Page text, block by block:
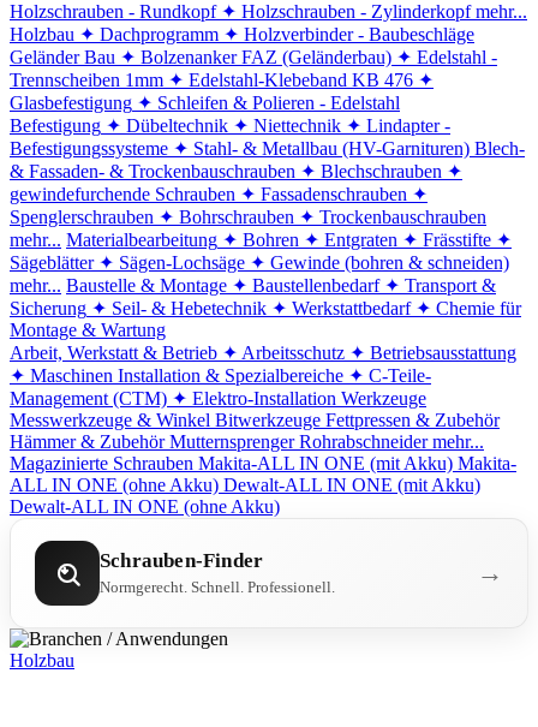
Holzschrauben - Rundkopf ✦ Holzschrauben - Zylinderkopf mehr...
Holzbau ✦ Dachprogramm ✦ Holzverbinder - Baubeschläge
Geländer Bau ✦ Bolzenanker FAZ (Geländerbau) ✦ Edelstahl -
Trennscheiben 1mm ✦ Edelstahl-Klebeband KB 476 ✦
Glasbefestigung ✦ Schleifen & Polieren - Edelstahl
Befestigung ✦ Dübeltechnik ✦ Niettechnik ✦ Lindapter -
Befestigungssysteme ✦ Stahl- & Metallbau (HV-Garnituren) Blech-
& Fassaden- & Trockenbauschrauben ✦ Blechschrauben ✦
gewindefurchende Schrauben ✦ Fassadenschrauben ✦
Spenglerschrauben ✦ Bohrschrauben ✦ Trockenbauschrauben
mehr... Materialbearbeitung ✦ Bohren ✦ Entgraten ✦ Frässtifte ✦
Sägeblätter ✦ Sägen-Lochsäge ✦ Gewinde (bohren & schneiden)
mehr... Baustelle & Montage ✦ Baustellenbedarf ✦ Transport &
Sicherung ✦ Seil- & Hebetechnik ✦ Werkstattbedarf ✦ Chemie für
Montage & Wartung
Arbeit, Werkstatt & Betrieb ✦ Arbeitsschutz ✦ Betriebsausstattung
✦ Maschinen Installation & Spezialbereiche ✦ C-Teile-
Management (CTM) ✦ Elektro-Installation Werkzeuge
Messwerkzeuge & Winkel Bitwerkzeuge Fettpressen & Zubehör
Hämmer & Zubehör Mutternsprenger Rohrabschneider mehr...
Magazinierte Schrauben Makita-ALL IN ONE (mit Akku) Makita-
ALL IN ONE (ohne Akku) Dewalt-ALL IN ONE (mit Akku)
Dewalt-ALL IN ONE (ohne Akku)
Schrauben-Finder
Normgerecht. Schnell. Professionell. →
Holzbau